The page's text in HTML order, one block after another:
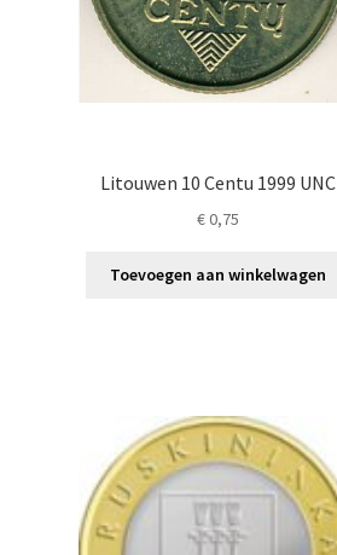
Litouwen 10 Centu 1999 UNC
€0,75
Toevoegen aan winkelwagen